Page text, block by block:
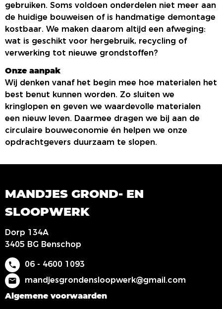
gebruiken. Soms voldoen onderdelen niet meer aan
de huidige bouweisen of is handmatige demontage
kostbaar. We maken daarom altijd een afweging:
wat is geschikt voor hergebruik, recycling of
verwerking tot nieuwe grondstoffen?
Onze aanpak
Wij denken vanaf het begin mee hoe materialen het
best benut kunnen worden. Zo sluiten we
kringlopen en geven we waardevolle materialen
een nieuw leven. Daarmee dragen we bij aan de
circulaire bouweconomie én helpen we onze
opdrachtgevers duurzaam te slopen.
MANDJES GROND- EN
SLOOPWERK
Dorp 134A
3405 BG Benschop
phone 06 - 4600 1093
mail
mandjesgrondensloopwerk@gmail.com
Algemene voorwaarden